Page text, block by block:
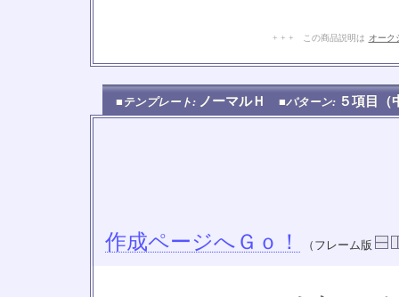
+ + + この商品説明は オーク
■テンプレート: ノーマルＨ ■パターン: ５項目
作成ページへＧｏ！ （フレーム版